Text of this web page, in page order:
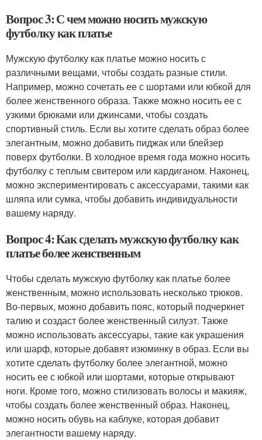
Вопрос 3: С чем можно носить мужскую
футболку как платье
Мужскую футболку как платье можно носить с
различными вещами, чтобы создать разные стили.
Например, можно сочетать ее с шортами или юбкой для
более женственного образа. Также можно носить ее с
узкими брюками или джинсами, чтобы создать
спортивный стиль. Если вы хотите сделать образ более
элегантным, можно добавить пиджак или блейзер
поверх футболки. В холодное время года можно носить
футболку с теплым свитером или кардиганом. Наконец,
можно экспериментировать с аксессуарами, такими как
шляпа или сумка, чтобы добавить индивидуальности
вашему наряду.
Вопрос 4: Как сделать мужскую футболку как
платье более женственным
Чтобы сделать мужскую футболку как платье более
женственным, можно использовать несколько трюков.
Во-первых, можно добавить пояс, который подчеркнет
талию и создаст более женственный силуэт. Также
можно использовать аксессуары, такие как украшения
или шарф, которые добавят изюминку в образ. Если вы
хотите сделать футболку более элегантной, можно
носить ее с юбкой или шортами, которые открывают
ноги. Кроме того, можно стилизовать волосы и макияж,
чтобы создать более женственный образ. Наконец,
можно носить обувь на каблуке, которая добавит
элегантности вашему наряду.